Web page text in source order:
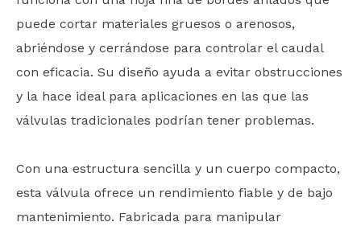
puede cortar materiales gruesos o arenosos,
abriéndose y cerrándose para controlar el caudal
con eficacia. Su diseño ayuda a evitar obstrucciones
y la hace ideal para aplicaciones en las que las
válvulas tradicionales podrían tener problemas.
Con una estructura sencilla y un cuerpo compacto,
esta válvula ofrece un rendimiento fiable y de bajo
mantenimiento. Fabricada para manipular